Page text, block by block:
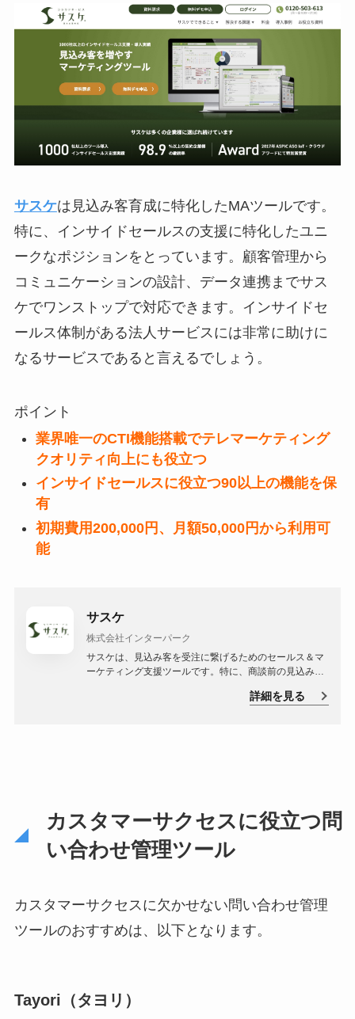
サスケは見込み客育成に特化したMAツールです。
特に、インサイドセールスの支援に特化したユニ
ークなポジションをとっています。顧客管理から
コミュニケーションの設計、データ連携までサス
ケでワンストップで対応できます。インサイドセ
ールス体制がある法人サービスには非常に助けに
なるサービスであると言えるでしょう。
ポイント
業界唯一のCTI機能搭載でテレマーケティング
クオリティ向上にも役立つ
インサイドセールスに役立つ90以上の機能を保
有
初期費用200,000円、月額50,000円から利用可
能
サスケ
株式会社インターパーク
サスケは、見込み客を受注に繋げるためのセールス＆マ
ーケティング支援ツールです。特に、商談前の見込み客
入件数1000社以上、契約継続率98.7％以上の実績を持っ
詳細を見る
カスタマーサクセスに役立つ問
い合わせ管理ツール
カスタマーサクセスに欠かせない問い合わせ管理
ツールのおすすめは、以下となります。
Tayori（タヨリ）